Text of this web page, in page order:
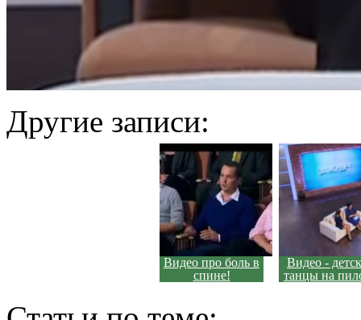
Другие записи:
Видео про боль в
спине!
Видео -
танцы на